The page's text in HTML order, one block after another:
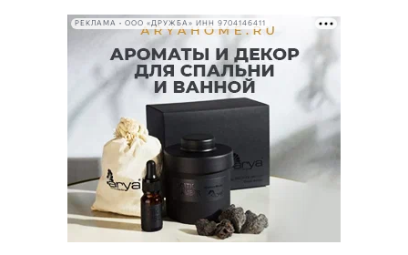
РЕКЛАМА • ООО «ДРУЖБА» ИНН 9704146411